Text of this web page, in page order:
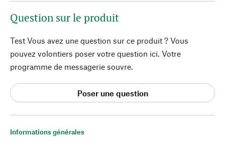
Informations générales
Question sur le produit
Test Vous avez une question sur ce produit ? Vous
pouvez volontiers poser votre question ici. Votre
programme de messagerie souvre.
Poser une question